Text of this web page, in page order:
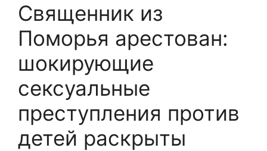
Священник из
Поморья арестован:
шокирующие
сексуальные
преступления против
детей раскрыты